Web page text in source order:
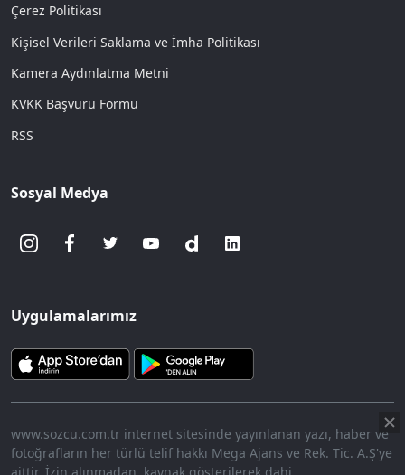
Çerez Politikası
Kişisel Verileri Saklama ve İmha Politikası
Kamera Aydınlatma Metni
KVKK Başvuru Formu
RSS
Sosyal Medya
Uygulamalarımız
www.sozcu.com.tr internet sitesinde yayınlanan yazı, haber ve
fotoğrafların her türlü telif hakkı Mega Ajans ve Rek. Tic. A.Ş'ye